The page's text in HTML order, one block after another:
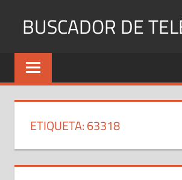
BUSCADOR DE
Identifica
Números
y
ETIQUETA:63318